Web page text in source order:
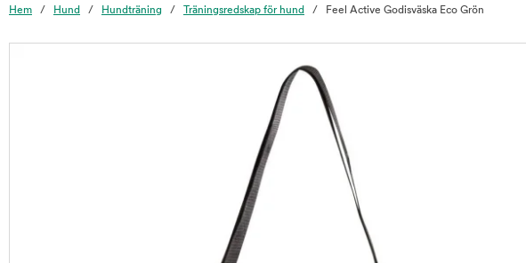
Hem Hund Hundträning Träningsredskap för hund Feel Active Godisväska Eco Grön